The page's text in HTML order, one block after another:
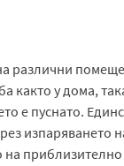
различни
както у дома,
е пуснато.
изпаряването
на приблизително